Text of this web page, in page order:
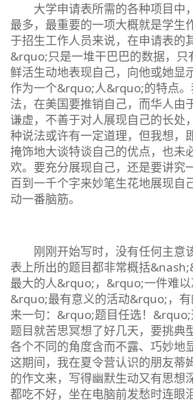
大学申请表所需的各种项目中
最多，最重要的一项大概就是学生
于招生工作人员来说，在申请表的
&rquo;只是一堆干巴巴的数据，只
鲜活生动地表现自己，向他或她显
作为一个&rquo;人&rquo;的特点
法，在美国要推销自己，而华人由
谦虚，不善于对人展现自己的长处
种说法或许有一定道理，但我想，
掩饰地大谈特谈自己的优点，也未
欢。要充分展现自己，还是要讲究
百到一千个字来妙笔生花地展现自
动一番脑筋。
刚刚开始写时，没有任何主意
表上所出的题目都非常概括
最大的人&rquo;，&rquo;一件难以
&rquo;最有意义的活动&rquo;，
来一句：&rquo;题目任选！
题目就苦思冥想了好几天，要挑典
各个不同的角度含而不露、巧妙
这期间，我在夏令营认识的朋友蒂
的作文来，写得幽默生动又有思想
都吃不好，坐在电脑前发愁时连眼